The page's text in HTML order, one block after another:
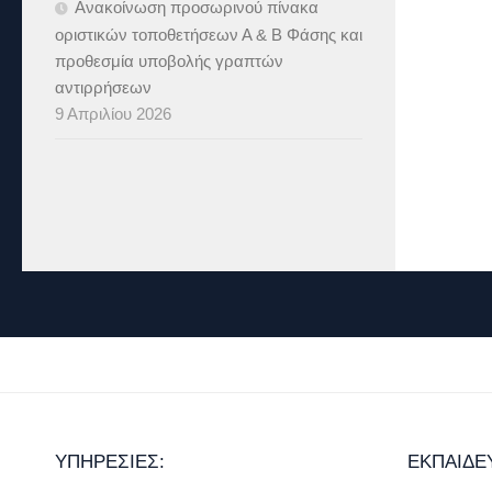
Ανακοίνωση προσωρινού πίνακα
οριστικών τοποθετήσεων Α & B Φάσης και
προθεσμία υποβολής γραπτών
αντιρρήσεων
9 Απριλίου 2026
ΥΠΗΡΕΣΊΕΣ: